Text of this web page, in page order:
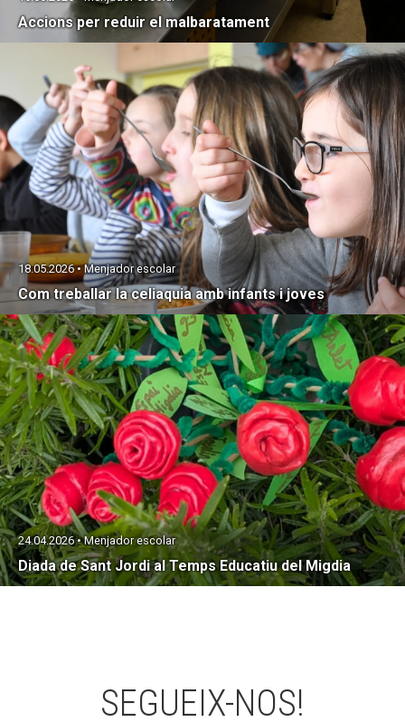
Accions per reduir el malbaratament
Com treballar la celiaquia amb infants i joves
18.05.2026 • Menjador escolar
Diada de Sant Jordi al Temps Educatiu del Migdia
24.04.2026 • Menjador escolar
SEGUEIX-NOS!